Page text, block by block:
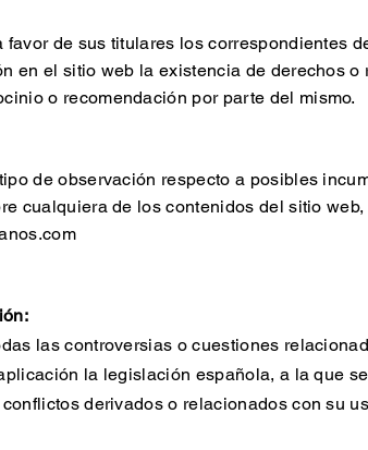
favor de sus titulares los correspondientes
en el sitio web la existencia de derechos
o recomendación por parte del mismo.
de observación respecto a posibles
cualquiera de los contenidos del sitio
las controversias o cuestiones
la legislación española, a la que
derivados o relacionados con su